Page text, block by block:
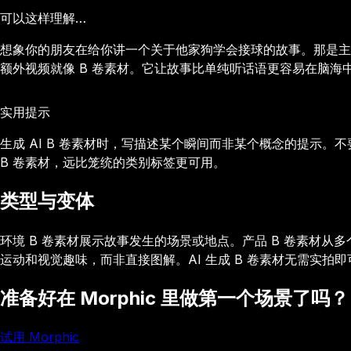
可以这样理解…
想象你的朋友在给你讲一个关于他家狗学会接球的故事。那是
额外视频就像 B 卷素材。它让故事比单纯听话语更容易在脑
实用提示
生成 AI B 卷素材时，写描述某个瞬间而非某个概念的提示。
B 卷素材，远比笼统的类别标签更可用。
类型与变体
环境 B 卷素材展示故事发生的场景或地点。产品 B 卷素材从
运动和视觉趣味，而非直接图解。AI 生成 B 卷素材无需实拍
准备好在 Morphic 里做第一个场景了吗？
试用 Morphic